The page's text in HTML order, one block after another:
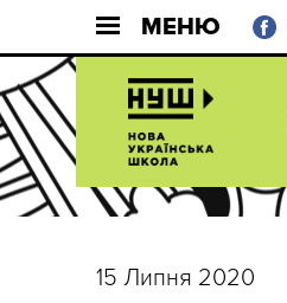
МЕНЮ
15 Липня 2020